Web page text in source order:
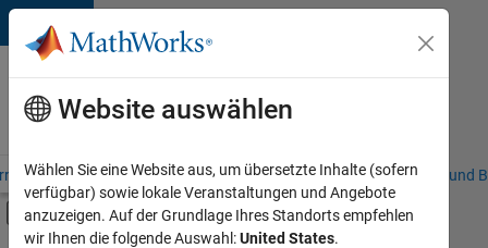
Weiter zum Inhalt
Karriere
bei
MathWorks
– Übersicht Stellensuche Niederlassungen Studierende und
Umschaltung für Off-Canvas-
Hauptinhalt
Website auswählen
Wählen Sie eine Website aus, um übersetzte Inhalte (sofern
verfügbar) sowie lokale Veranstaltungen und Angebote
anzuzeigen. Auf der Grundlage Ihres Standorts empfehlen
wir Ihnen die folgende Auswahl:United States.